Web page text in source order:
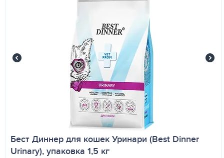
Бест Диннер для кошек Уринари (Best Dinner
Urinary), упаковка 1,5 кг